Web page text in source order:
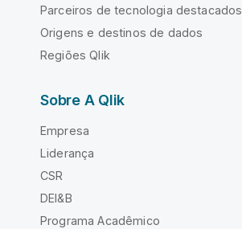
Parceiros de tecnologia destacados
Origens e destinos de dados
Regiões Qlik
Sobre A Qlik
Empresa
Liderança
CSR
DEI&B
Programa Acadêmico